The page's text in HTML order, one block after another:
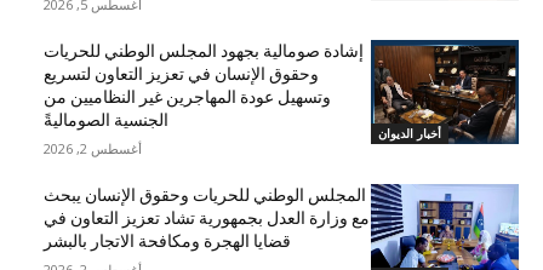
أغسطس 5, 2026
أخبار الديوان
إشادة صومالية بجهود المجلس الوطني للحريات
وحقوق الإنسان في تعزيز التعاون لتسريع
وتسهيل عودة المهاجرين غير النظاميين من
الجنسية الصوماليةً
أغسطس 2, 2026
المجلس الوطني للحريات وحقوق الإنسان يبحث
مع وزارة العدل بجمهورية تشاد تعزيز التعاون في
قضايا الهجرة ومكافحة الاتجار بالبشر